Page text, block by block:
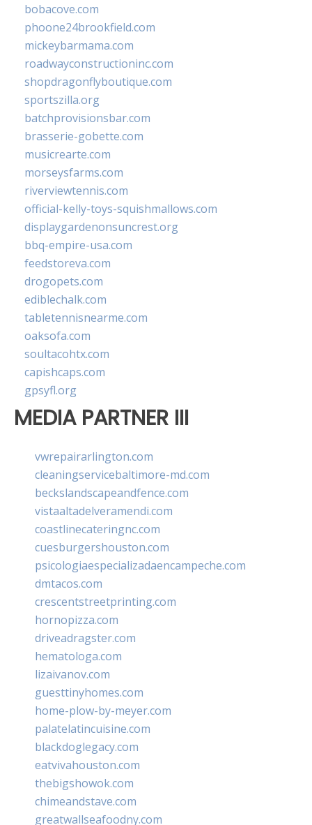
bobacove.com
phoone24brookfield.com
mickeybarmama.com
roadwayconstructioninc.com
shopdragonflyboutique.com
sportszilla.org
batchprovisionsbar.com
brasserie-gobette.com
musicrearte.com
morseysfarms.com
riverviewtennis.com
official-kelly-toys-squishmallows.com
displaygardenonsuncrest.org
bbq-empire-usa.com
feedstoreva.com
drogopets.com
ediblechalk.com
tabletennisnearme.com
oaksofa.com
soultacohtx.com
capishcaps.com
gpsyfl.org
MEDIA PARTNER III
vwrepairarlington.com
cleaningservicebaltimore-md.com
beckslandscapeandfence.com
vistaaltadelveramendi.com
coastlinecateringnc.com
cuesburgershouston.com
psicologiaespecializadaencampeche.com
dmtacos.com
crescentstreetprinting.com
hornopizza.com
driveadragster.com
hematologa.com
lizaivanov.com
guesttinyhomes.com
home-plow-by-meyer.com
palatelatincuisine.com
blackdoglegacy.com
eatvivahouston.com
thebigshowok.com
chimeandstave.com
greatwallseafoodny.com